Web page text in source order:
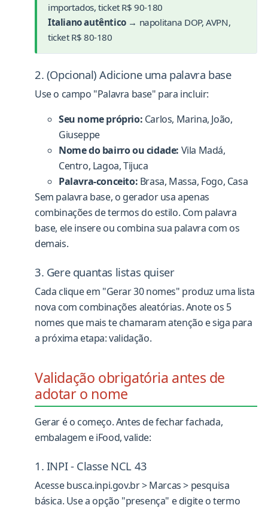
importados, ticket R$ 90-180
Italiano autêntico→ napolitana DOP, AVPN,
ticket R$ 80-180
2. (Opcional) Adicione uma palavra base
Use o campo "Palavra base" para incluir:
Seu nome próprio: Carlos, Marina, João,
Giuseppe
Nome do bairro ou cidade: Vila Madá,
Centro, Lagoa, Tijuca
Palavra-conceito: Brasa, Massa, Fogo, Casa
Sem palavra base, o gerador usa apenas
combinações de termos do estilo. Com palavra
base, ele insere ou combina sua palavra com os
demais.
3. Gere quantas listas quiser
Cada clique em "Gerar 30 nomes" produz uma lista
nova com combinações aleatórias. Anote os 5
nomes que mais te chamaram atenção e siga para
a próxima etapa: validação.
Validação obrigatória antes de
adotar o nome
Gerar é o começo. Antes de fechar fachada,
embalagem e iFood, valide:
1. INPI - Classe NCL 43
Acesse busca.inpi.gov.br > Marcas > pesquisa
básica. Use a opção "presença" e digite o termo